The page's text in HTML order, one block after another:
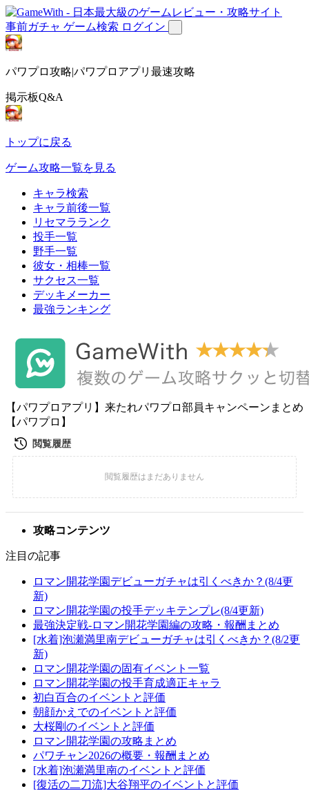
事前ガチャ ゲーム検索 ログイン
パワプロ攻略|パワプロアプリ最速攻略
掲示板Q&A
トップに戻る
ゲーム攻略一覧を見る
キャラ検索
キャラ前後一覧
リセマラランク
投手一覧
野手一覧
彼女・相棒一覧
サクセス一覧
デッキメーカー
最強ランキング
【パワプロアプリ】来たれパワプロ部員キャンペーンまとめ
【パワプロ】
攻略コンテンツ
注目の記事
ロマン開花学園デビューガチャは引くべきか？(8/4更
新)
ロマン開花学園の投手デッキテンプレ(8/4更新)
最強決定戦-ロマン開花学園編の攻略・報酬まとめ
[水着]泡瀬満里南デビューガチャは引くべきか？(8/2更
新)
ロマン開花学園の固有イベント一覧
ロマン開花学園の投手育成適正キャラ
初白百合のイベントと評価
朝顔かえでのイベントと評価
大桜剛のイベントと評価
ロマン開花学園の攻略まとめ
パワチャン2026の概要・報酬まとめ
[水着]泡瀬満里南のイベントと評価
[復活の二刀流]大谷翔平のイベントと評価